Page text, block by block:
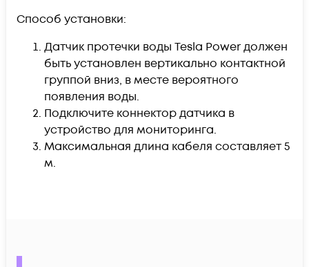
Способ установки:
Датчик протечки воды Tesla Power должен
быть установлен вертикально контактной
группой вниз, в месте вероятного
появления воды.
Подключите коннектор датчика в
устройство для мониторинга.
Максимальная длина кабеля составляет 5
м.